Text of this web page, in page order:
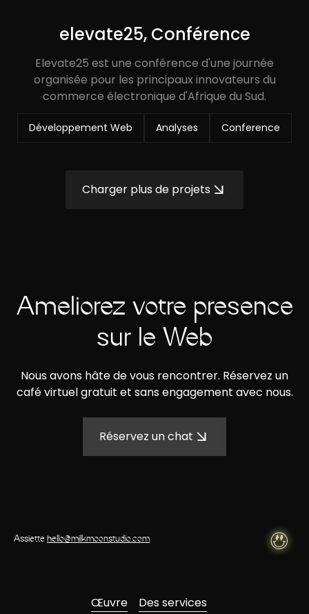
elevate25, Conférence
Elevate25 est une conférence d'une journée
organisée pour les principaux innovateurs du
commerce électronique d'Afrique du Sud.
Développement Web Analyses Conference
Charger plus de projets
Améliorez votre présence
sur le Web
Nous avons hâte de vous rencontrer. Réservez un
café virtuel gratuit et sans engagement avec nous.
Réservez un chat
Assiettehello@milkmoonstudio.com
Œuvre
Des services